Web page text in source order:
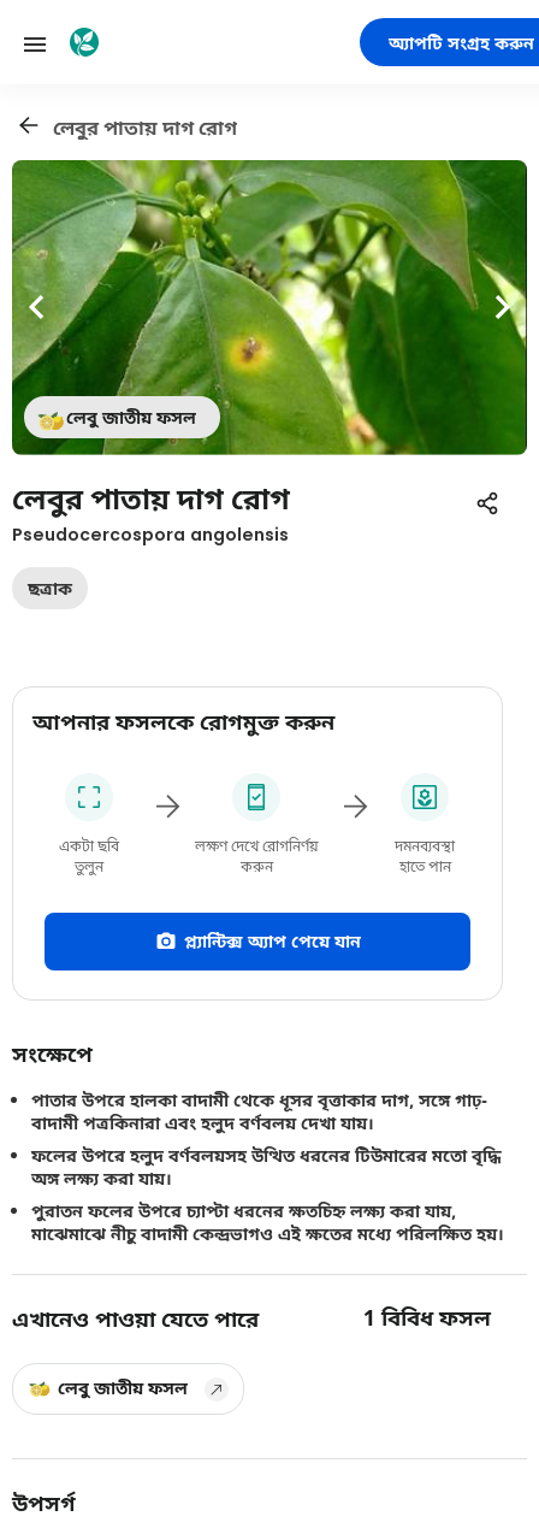
অ্যাপটি সংগ্রহ করুন
লেবুর পাতায় দাগ রোগ
লেবু জাতীয় ফসল
লেবুর পাতায় দাগ রোগ
Pseudocercospora angolensis
ছত্রাক
আপনার ফসলকে রোগমুক্ত করুন
একটা ছবি
তুলুন
লক্ষণ দেখে রোগনির্ণয়
করুন
দমনব্যবস্থা
হাতে পান
প্ল্যান্টিক্স অ্যাপ পেয়ে যান
সংক্ষেপে
পাতার উপরে হালকা বাদামী থেকে ধূসর বৃত্তাকার দাগ, সঙ্গে গাঢ়-
বাদামী পত্রকিনারা এবং হলুদ বর্ণবলয় দেখা যায়।
ফলের উপরে হলুদ বর্ণবলয়সহ উত্থিত ধরনের টিউমারের মতো বৃদ্ধি
অঙ্গ লক্ষ্য করা যায়।
পুরাতন ফলের উপরে চ্যাপ্টা ধরনের ক্ষতচিহ্ন লক্ষ্য করা যায়,
মাঝেমাঝে নীচু বাদামী কেন্দ্রভাগও এই ক্ষতের মধ্যে পরিলক্ষিত হয়।
এখানেও পাওয়া যেতে পারে 1বিবিধ ফসল
লেবু জাতীয় ফসল
উপসর্গ